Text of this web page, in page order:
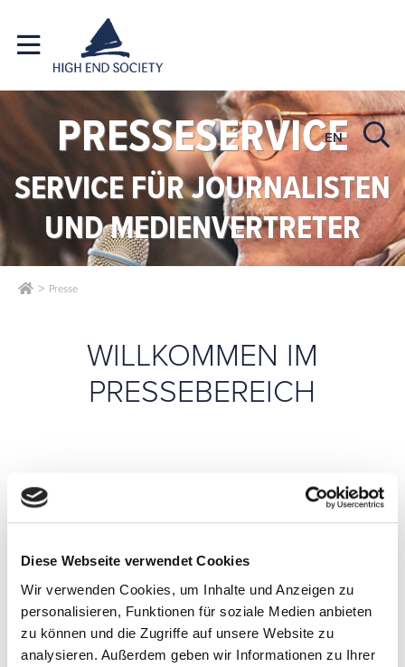
Diese Webseite verwendet Cookies
Wir verwenden Cookies, um Inhalte und Anzeigen zu
personalisieren, Funktionen für soziale Medien anbieten
zu können und die Zugriffe auf unsere Website zu
analysieren. Außerdem geben wir Informationen zu Ihrer
EN
PRESSESERVICE
SERVICE FÜR JOURNALISTEN
UND MEDIENVERTRETER
Presse
WILLKOMMEN IM
PRESSEBEREICH